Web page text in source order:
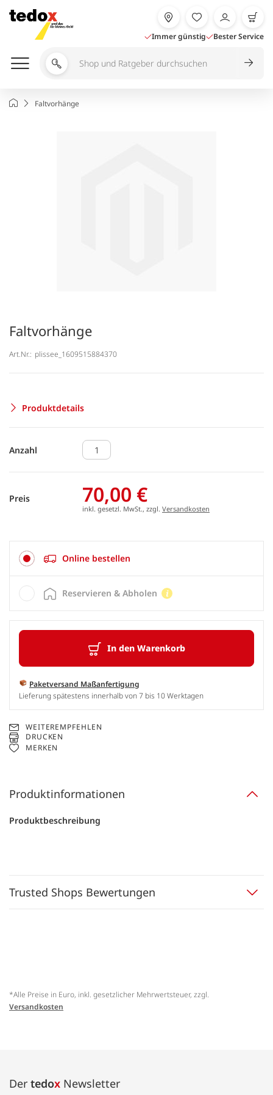
Inhalt
springen
Immer günstig Bester Service
Shop
durchsuchen
StartseiteFaltvorhänge
Faltvorhänge
Art.Nr.: plissee_1609515884370
Produktdetails
Anzahl
Preis 70,00 €
inkl. gesetzl. MwSt., zzgl. Versandkosten
Online bestellen
In den Warenkorb
Paketversand Maßanfertigung
Lieferung spätestens innerhalb von 7 bis 10 Werktagen
Reservieren & Abholen
WEITEREMPFEHLEN
DRUCKEN
MERKEN
Produktinformationen
Produktbeschreibung
Trusted Shops Bewertungen
*Alle Preise in Euro, inkl. gesetzlicher Mehrwertsteuer, zzgl.
Versandkosten
Der tedox Newsletter